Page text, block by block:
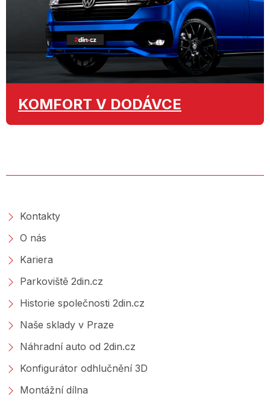
KOMFORT V DODÁVCE
Kontakty
O nás
Kariera
Parkoviště 2din.cz
Historie společnosti 2din.cz
Naše sklady v Praze
Náhradní auto od 2din.cz
Konfigurátor odhlučnění 3D
Montážní dílna